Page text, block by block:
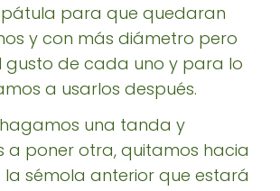
para que quedaran
y con más diámetro pero
gusto de cada uno y para lo
a usarlos después.
una tanda y
a poner otra, quitamos hacia
la sémola anterior que estará